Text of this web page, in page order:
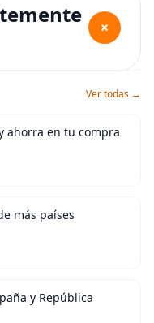
+
Ver todas →
ahorra en tu compra
más países
y República